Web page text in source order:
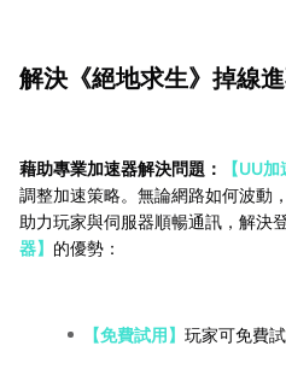
解決《絕地求生》掉線
藉助專業加速器解決問題： 【UU加
調整加速策略。無論網路如何波動
助力玩家與伺服器順暢通訊，解決
器】 的優勢：
【免費試用】 玩家可免費